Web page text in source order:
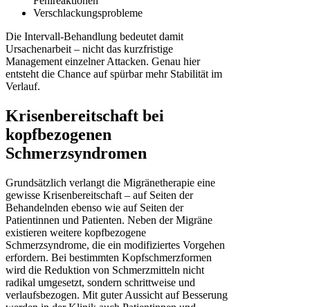
Verschlackungsprobleme
Die Intervall-Behandlung bedeutet damit
Ursachenarbeit – nicht das kurzfristige
Management einzelner Attacken. Genau hier
entsteht die Chance auf spürbar mehr Stabilität im
Verlauf.
Krisenbereitschaft bei
kopfbezogenen
Schmerzsyndromen
Grundsätzlich verlangt die Migränetherapie eine
gewisse Krisenbereitschaft – auf Seiten der
Behandelnden ebenso wie auf Seiten der
Patientinnen und Patienten. Neben der Migräne
existieren weitere kopfbezogene
Schmerzsyndrome, die ein modifiziertes Vorgehen
erfordern. Bei bestimmten Kopfschmerzformen
wird die Reduktion von Schmerzmitteln nicht
radikal umgesetzt, sondern schrittweise und
verlaufsbezogen. Mit guter Aussicht auf Besserung